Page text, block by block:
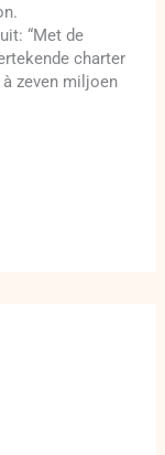
“Met de
charter
zeven miljoen